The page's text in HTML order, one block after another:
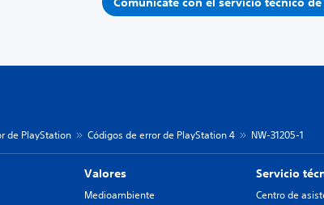
de PlayStation Códigos de error de PlayStation 4 NW-31205-1
Valores
Medioambiente
Servicio
Centro de